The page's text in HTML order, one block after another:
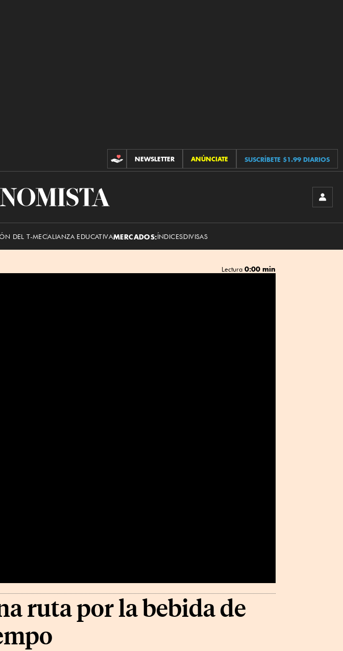
CONTRIBUCIONES
NEWSLETTER ANÚNCIATE SUSCRÍBETE $1.99 DIARIOS
DEL T-MECALIANZA EDUCATIVAMERCADOS:ÍNDICESDIVISAS
Lectura 0:00 min
ruta por la bebida de